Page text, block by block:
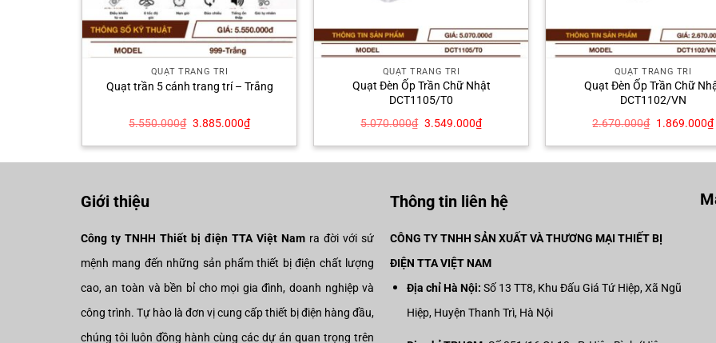
QUẠT TRANG TRÍ
Quạt trần 5 cánh trang trí – Trắng
5.550.000₫ Giá
là:
3.885.000₫Giá
tại
QUẠT TRANG TRÍ
Quạt Đèn Ốp Trần Chữ Nhật
DCT1105/T0
5.070.000₫ Giá
là:
3.549.000₫Giá
tại
QUẠT TRANG TRÍ
Quạt Đèn Ốp Trần Chữ
DCT1102/VN
2.670.000₫ Giá
là:
1.869.000₫
Giới thiệu
Công ty TNHH Thiết bị điện TTA Việt Nam ra đời với sứ
mệnh mang đến những sản phẩm thiết bị điện chất lượng
cao, an toàn và bền bỉ cho mọi gia đình, doanh nghiệp và
công trình. Tự hào là đơn vị cung cấp thiết bị điện hàng đầu,
chúng tôi luôn đồng hành cùng các dự án quan trọng trên
Thông tin liên hệ
CÔNG TY TNHH SẢN XUẤT VÀ THƯƠNG MẠI THIẾT BỊ
ĐIỆN TTA VIỆT NAM
Địa chỉ Hà Nội: Số 13 TT8, Khu Đấu Giá Tứ Hiệp, Xã Ngũ
Hiệp, Huyện Thanh Trì, Hà Nội